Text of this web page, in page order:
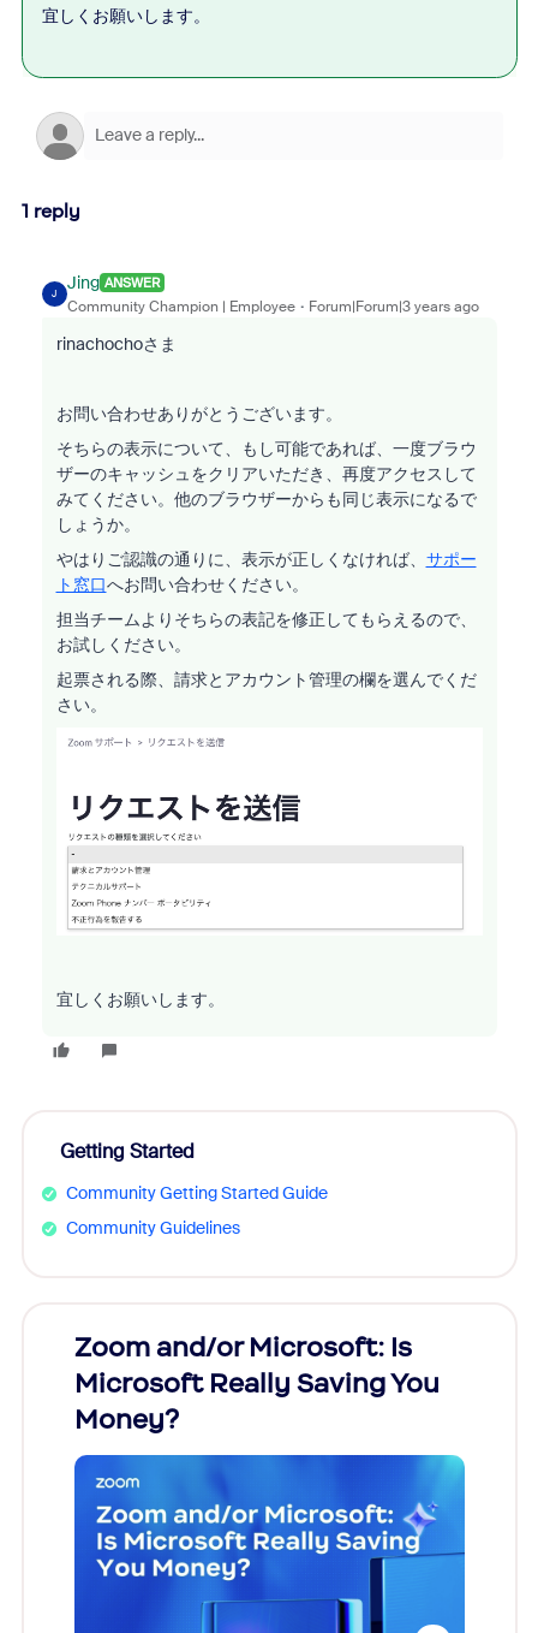
宜しくお願いします。
1 reply
J
Jing ANSWER
Community Champion | Employee Forum|Forum|3 years ago
rinachochoさま
お問い合わせありがとうございます。
そちらの表示について、もし可能であれば、一度ブラウ
ザーのキャッシュをクリアいただき、再度アクセスして
みてください。他のブラウザーからも同じ表示になるで
しょうか。
やはりご認識の通りに、表示が正しくなければ、 サポー
ト窓口へお問い合わせください。
担当チームよりそちらの表記を修正してもらえるので、
お試しください。
起票される際、請求とアカウント管理の欄を選んでくだ
さい。
宜しくお願いします。
Getting Started
Community Getting Started Guide
Community Guidelines
Zoom and/or Microsoft: Is
Microsoft Really Saving You
Money?